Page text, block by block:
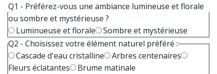
Q1 - Préférez-vous une ambiance lumineuse et florale
ou sombre et mystérieuse ?
Luminueuse et florale
Sombre et mystérieuse
Q2 - Choisissez votre élément naturel préféré :
Cascade d'eau cristalline
Arbres centenaires
Fleurs éclatantes
Brume matinale